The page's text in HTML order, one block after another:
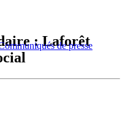
de presse
: Laforêt